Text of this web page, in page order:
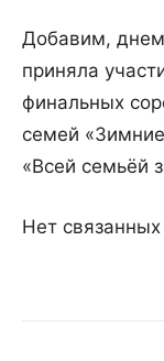
Добавим,
приняла
финальных
семей
«Всей семьёй
Нет